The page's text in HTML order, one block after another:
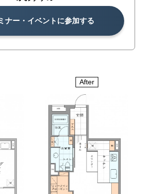
ナー・イベントに参加する
After